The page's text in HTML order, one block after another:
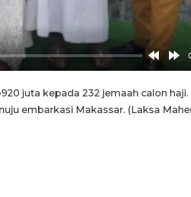
Rewind
juta kepada 232 jemaah calon
embarkasi Makassar. (Laksa